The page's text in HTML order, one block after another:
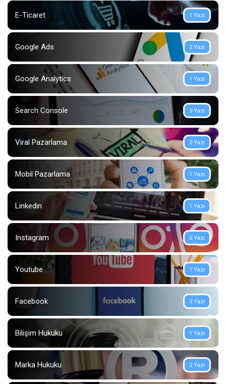
1 Yazı
E-Ticaret
2 Yazı
Google Ads
1 Yazı
Google Analytics
3 Yazı
Search Console
2 Yazı
Viral Pazarlama
1 Yazı
Mobil Pazarlama
1 Yazı
Linkedin
5 Yazı
Instagram
1 Yazı
Youtube
3 Yazı
Facebook
1 Yazı
Bilişim Hukuku
2 Yazı
Marka Hukuku